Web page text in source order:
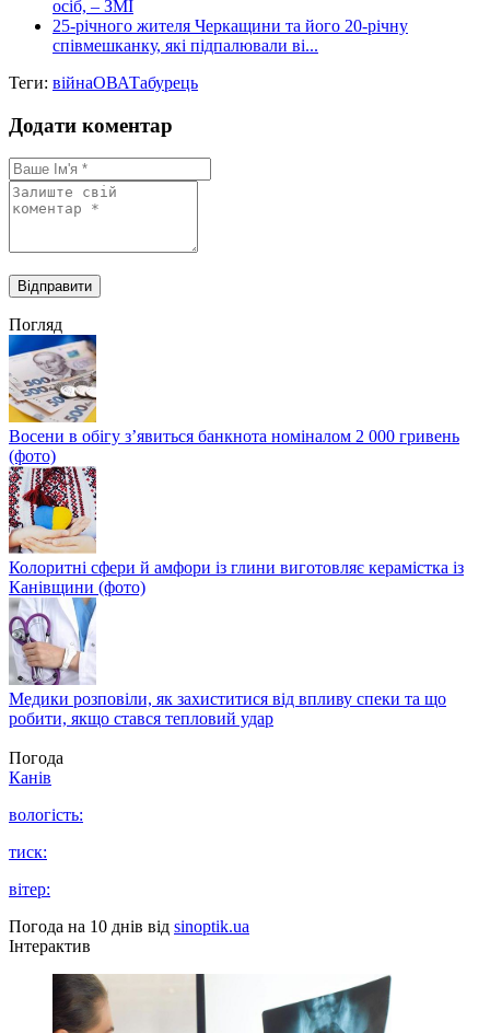
осіб, – ЗМІ
25-річного жителя Черкащини та його 20-річну
співмешканку, які підпалювали ві...
Теги: війнаОВАТабурець
Додати коментар
Погляд
Восени в обігу з’явиться банкнота номіналом 2 000 гривень
(фото)
Колоритні сфери й амфори із глини виготовляє керамістка із
Канівщини (фото)
Медики розповіли, як захиститися від впливу спеки та що
робити, якщо стався тепловий удар
Погода
Канів
вологість:
тиск:
вітер:
Погода на 10 днів від sinoptik.ua
Інтерактив